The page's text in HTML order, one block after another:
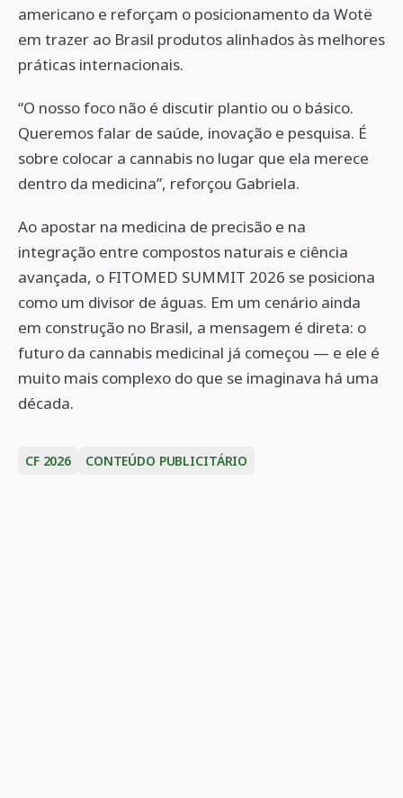
americano e reforçam o posicionamento da Wotë
em trazer ao Brasil produtos alinhados às melhores
práticas internacionais.
“O nosso foco não é discutir plantio ou o básico.
Queremos falar de saúde, inovação e pesquisa. É
sobre colocar a cannabis no lugar que ela merece
dentro da medicina”, reforçou Gabriela.
Ao apostar na medicina de precisão e na
integração entre compostos naturais e ciência
avançada, o FITOMED SUMMIT 2026 se posiciona
como um divisor de águas. Em um cenário ainda
em construção no Brasil, a mensagem é direta: o
futuro da cannabis medicinal já começou — e ele é
muito mais complexo do que se imaginava há uma
década.
CF 2026 CONTEÚDO PUBLICITÁRIO